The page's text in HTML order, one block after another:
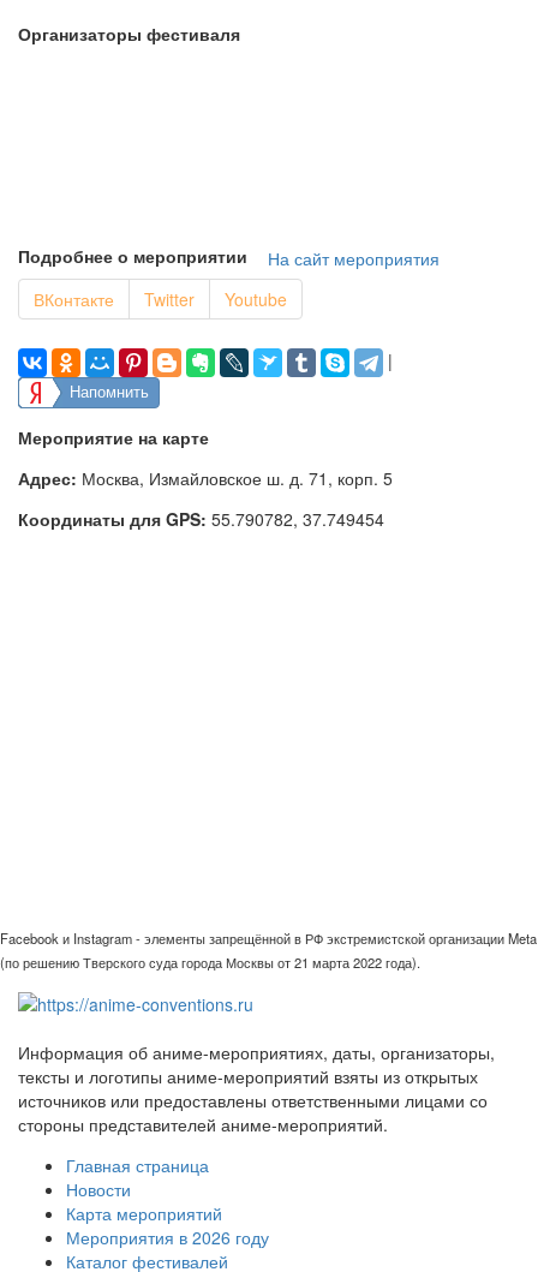
Организаторы фестиваля
Подробнее о мероприятии
На сайт мероприятия
ВКонтакте
Twitter Youtube
|
Напомнить
Мероприятие на карте
Адрес: Москва, Измайловское ш. д. 71, корп. 5
Координаты для GPS: 55.790782, 37.749454
Facebook и Instagram - элементы запрещённой в РФ экстремистской организации Meta
(по решению Тверского суда города Москвы от 21 марта 2022 года).
Информация об аниме-мероприятиях, даты, организаторы,
тексты и логотипы аниме-мероприятий взяты из открытых
источников или предоставлены ответственными лицами со
стороны представителей аниме-мероприятий.
Главная страница
Новости
Карта мероприятий
Мероприятия в 2026 году
Каталог фестивалей